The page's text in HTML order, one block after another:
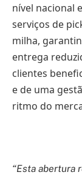
nível nacional
serviços de
milha,
entrega
clientes
e de uma
ritmo do
“Esta abertura